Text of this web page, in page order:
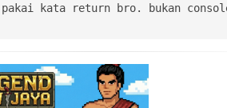
pakai kata return bro. bukan